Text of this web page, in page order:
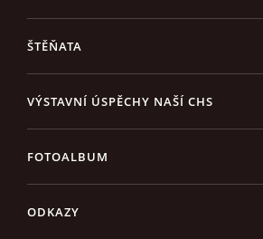
ŠTĚŇATA
VÝSTAVNÍ ÚSPĚCHY NAŠÍ CHS
FOTOALBUM
ODKAZY